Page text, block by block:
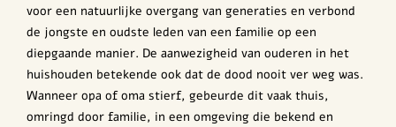
voor een natuurlijke overgang van generaties en verbond
de jongste en oudste leden van een familie op een
diepgaande manier. De aanwezigheid van ouderen in het
huishouden betekende ook dat de dood nooit ver weg was.
Wanneer opa of oma stierf, gebeurde dit vaak thuis,
omringd door familie, in een omgeving die bekend en